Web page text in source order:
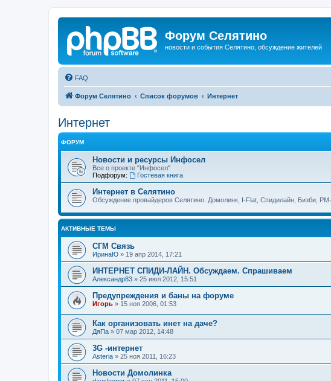
Форум Селятино
новости и события Селятино, обсуждение жителей
FAQ
Форум Селятино Список форумов Интернет
Интернет
ФОРУМ
Новости и ресурсы Инфосел
Все о проекте "Инфосел"
Подфорум:
Гостевая книга
Интернет в Селятино
Обсуждение провайдеров Селятино. Домолинк, I-Flat, Спидилайн, Бизби,
АКТИВНЫЕ ТЕМЫ
СГМ Связь
ИринаЮ » 19 апр 2014, 17:21
ИНТЕРНЕТ СПИДИ-ЛАЙН. Обсуждаем. Спрашиваем
Александр83 » 25 июл 2012, 15:51
Предупреждения и баны на форуме
Игорь » 15 ноя 2006, 01:53
Как организовать инет на даче?
ДяПа » 07 мар 2012, 14:48
3G -интернет
Asteria » 25 ноя 2011, 16:23
Новости Домолинка